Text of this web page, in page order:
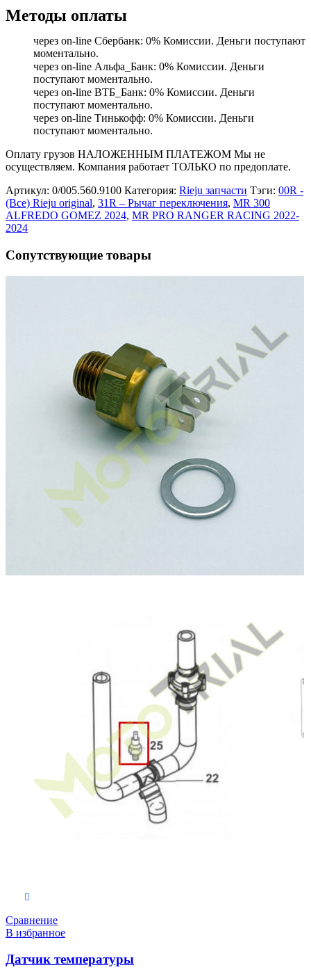
Методы оплаты
через on-line Сбербанк: 0% Комиссии. Деньги поступают
моментально.
через on-line Альфа_Банк: 0% Комиссии. Деньги
поступают моментально.
через on-line ВТБ_Банк: 0% Комиссии. Деньги
поступают моментально.
через on-line Тинькофф: 0% Комиссии. Деньги
поступают моментально.
Оплату грузов НАЛОЖЕННЫМ ПЛАТЕЖОМ Мы не
осуществляем. Компания работает ТОЛЬКО по предоплате.
Артикул: 0/005.560.9100 Категория: Rieju запчасти Тэги: 00R -
(Все) Rieju original, 31R – Рычаг переключения, MR 300
ALFREDO GOMEZ 2024, MR PRO RANGER RACING 2022-
2024
Сопутствующие товары
Сравнение
В избранное
Датчик температуры